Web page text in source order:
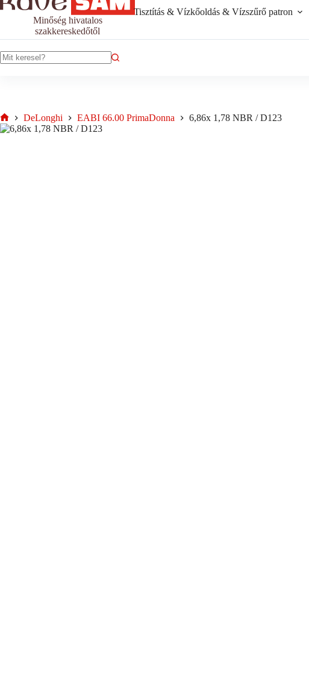
Minőség hivatalos
szakkereskedőtől
Tisztítás & Vízkőoldás & Vízszűrő patron
Home
DeLonghi EABI 66.00 PrimaDonna 6,86x 1,78 NBR / D123